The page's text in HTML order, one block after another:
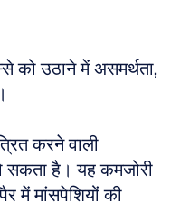
को उठाने में असमर्थता,
करने वाली
सकता है। यह कमजोरी
में मांसपेशियों की